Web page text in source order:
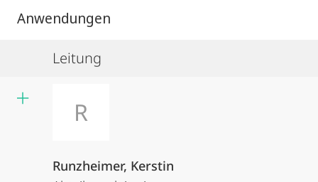
Anwendungen
Leitung
R
Runzheimer, Kerstin